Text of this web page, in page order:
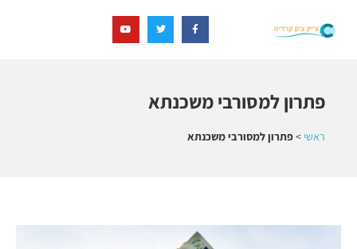
פתרון למסורבי משכנתא
ראשי >פתרון למסורבי משכנתא